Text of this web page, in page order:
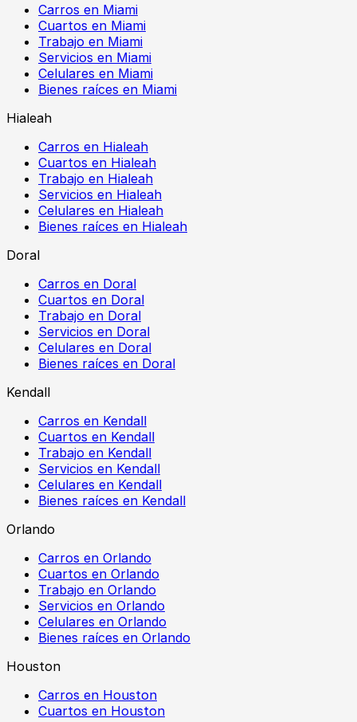
Carros en Miami
Cuartos en Miami
Trabajo en Miami
Servicios en Miami
Celulares en Miami
Bienes raíces en Miami
Hialeah
Carros en Hialeah
Cuartos en Hialeah
Trabajo en Hialeah
Servicios en Hialeah
Celulares en Hialeah
Bienes raíces en Hialeah
Doral
Carros en Doral
Cuartos en Doral
Trabajo en Doral
Servicios en Doral
Celulares en Doral
Bienes raíces en Doral
Kendall
Carros en Kendall
Cuartos en Kendall
Trabajo en Kendall
Servicios en Kendall
Celulares en Kendall
Bienes raíces en Kendall
Orlando
Carros en Orlando
Cuartos en Orlando
Trabajo en Orlando
Servicios en Orlando
Celulares en Orlando
Bienes raíces en Orlando
Houston
Carros en Houston
Cuartos en Houston